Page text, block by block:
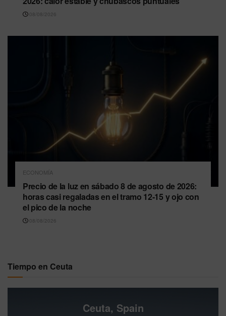
08/08/2026
ECONOMÍA
Precio de la luz en sábado 8 de agosto de 2026:
horas casi regaladas en el tramo 12-15 y ojo con
el pico de la noche
08/08/2026
Tiempo en Ceuta
Ceuta, Spain